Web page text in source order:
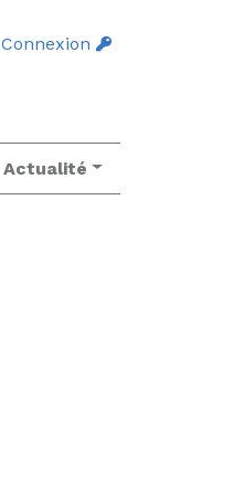
Connexion
Actualité